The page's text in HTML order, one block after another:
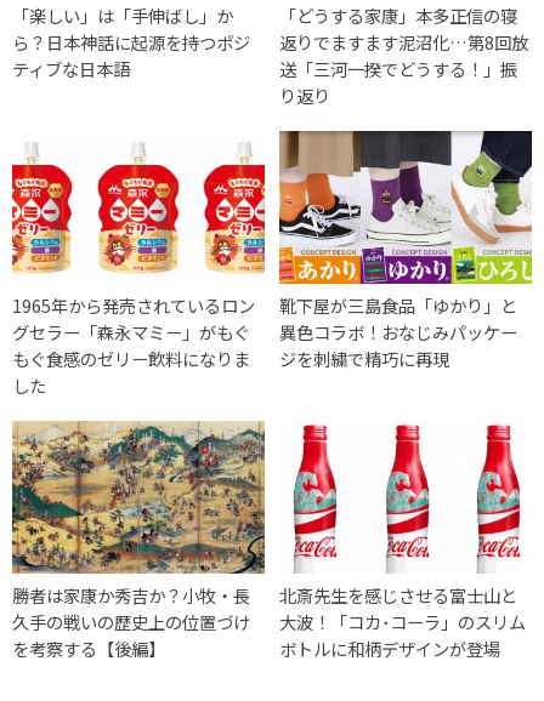
「楽しい」は「手伸ばし」か
ら？日本神話に起源を持つポジ
ティブな日本語
「どうする家康」本多正信の寝
返りでますます泥沼化…第8回放
送「三河一揆でどうする！」振
り返り
1965年から発売されているロン
グセラー「森永マミー」がもぐ
もぐ食感のゼリー飲料になりま
した
靴下屋が三島食品「ゆかり」と
異色コラボ！おなじみパッケー
ジを刺繍で精巧に再現
勝者は家康か秀吉か？小牧・長
久手の戦いの歴史上の位置づけ
を考察する【後編】
北斎先生を感じさせる富士山と
大波！「コカ･コーラ」のスリム
ボトルに和柄デザインが登場